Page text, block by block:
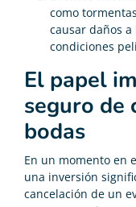
como
causar daños
condiciones
El papel
seguro de
bodas
En un momento en
una inversión
cancelación de un